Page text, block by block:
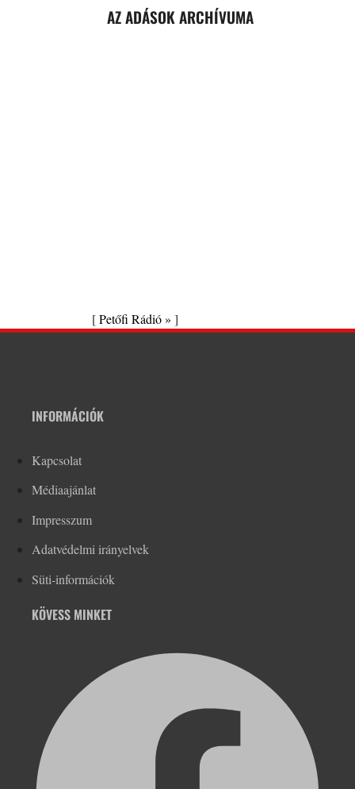
AZ ADÁSOK ARCHÍVUMA
[Petőfi Rádió » ]
INFORMÁCIÓK
Kapcsolat
Médiaajánlat
Impresszum
Adatvédelmi irányelvek
Süti-információk
KÖVESS MINKET